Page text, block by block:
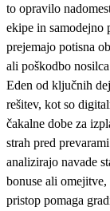
to opravilo
ekipe in samodejno
prejemajo potisna
ali poškodbo
Eden od ključnih
rešitev, kot so
čakalne dobe za
strah pred
analizirajo navade
bonuse ali
pristop pomaga